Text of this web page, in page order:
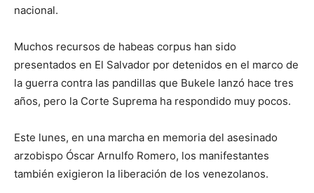
nacional.
Muchos recursos de habeas corpus han sido
presentados en El Salvador por detenidos en el marco de
la guerra contra las pandillas que Bukele lanzó hace tres
años, pero la Corte Suprema ha respondido muy pocos.
Este lunes, en una marcha en memoria del asesinado
arzobispo Óscar Arnulfo Romero, los manifestantes
también exigieron la liberación de los venezolanos.